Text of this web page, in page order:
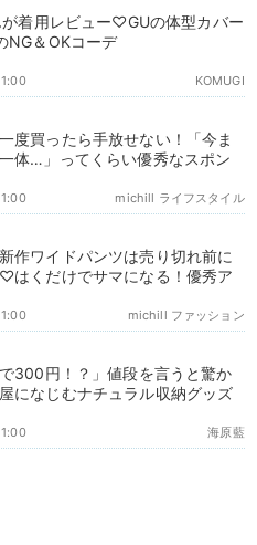
着用レビュー♡GUの体型カバー
NG＆OKコーデ
KOMUGI
度買ったら手放せない！「今ま
体…」ってくらい優秀なスポン
michill ライフスタイル
作ワイドパンツは売り切れ前に
はくだけでサマになる！優秀ア
michill ファッション
で300円！？」値段を言うと驚か
になじむナチュラル収納グッズ
海原藍